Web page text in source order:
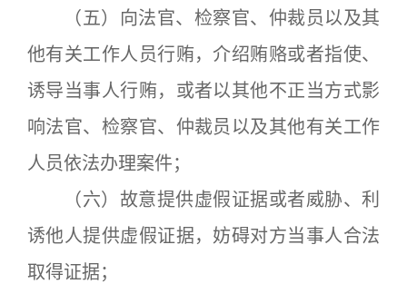
（五）向法官、检察官、仲裁员以及其
他有关工作人员行贿，介绍贿赂或者指使、
诱导当事人行贿，或者以其他不正当方式影
响法官、检察官、仲裁员以及其他有关工作
人员依法办理案件；
（六）故意提供虚假证据或者威胁、利
诱他人提供虚假证据，妨碍对方当事人合法
取得证据；